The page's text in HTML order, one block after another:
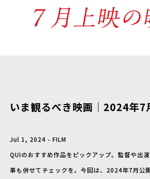
いま観るべき映画｜2024年7
Jul 1, 2024 - FILM
QUIのおすすめ作品をピックアップ。監督や出
事も併せてチェックを。今回は、2024年7月公